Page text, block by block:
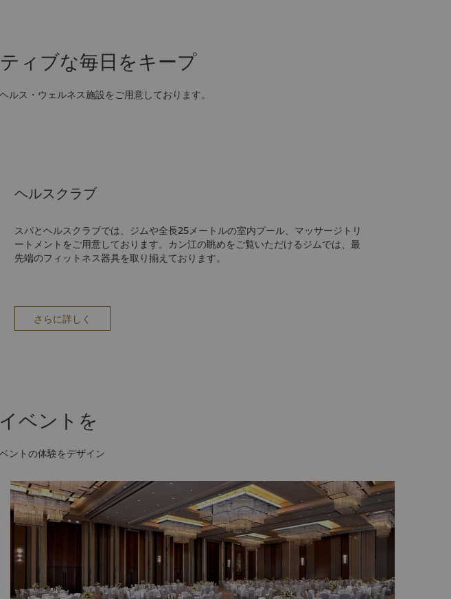
ィブな毎日をキープ
ス・ウェルネス施設をご用意しております。
ヘルスクラブ
スパとヘルスクラブでは、ジムや全長25メートルの室内プール、マッサージトリ
ートメントをご用意しております。カン江の眺めをご覧いただけるジムでは、最
先端のフィットネス器具を取り揃えております。
さらに詳しく
ベントを
ントの体験をデザイン